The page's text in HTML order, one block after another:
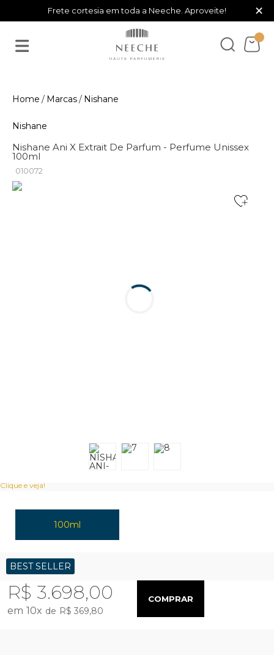
Frete cortesia em toda a Neeche. Aproveite! ×
Marcas Nishane
Nishane
Nishane Ani X Extrait De Parfum - Perfume Unissex
100ml
010072
Clique e veja!
100ml
BEST SELLER
R$ 3.698,00
10x R$ 369,80
COMPRAR